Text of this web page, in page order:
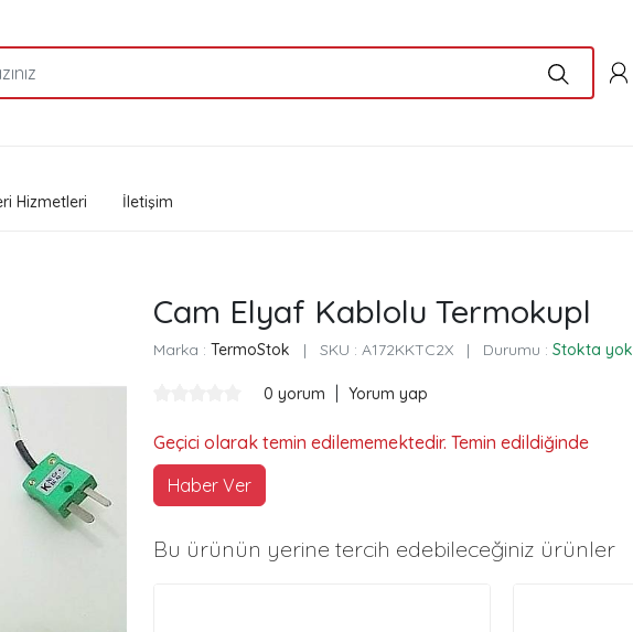
Hizmetleri İletişim
Cam Elyaf Kablolu Termokupl
Marka :TermoStok | SKU :A172KKTC2X | Durumu :Stokta yok
0 yorum Yorum yap
Geçici olarak temin edilememektedir. Temin edildiğinde
Haber Ver
Bu ürünün yerine tercih edebileceğiniz ürünler